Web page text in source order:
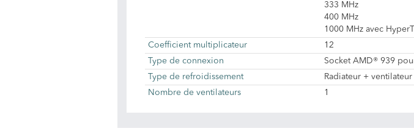
333 MHz
400 MHz
1000 MHz avec
Coefficient multiplicateur
12
Type de connexion
Socket AMD® 939
Type de refroidissement
Radiateur +
Nombre de ventilateurs
1